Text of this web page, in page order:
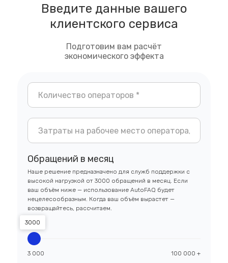
Обращений в месяц
Наше решение предназначено для служб поддержки с
высокой нагрузкой от 3000 обращений в месяц. Если
ваш объём ниже — использование AutoFAQ будет
нецелесообразным. Когда ваш объём вырастет —
возвращайтесь, рассчитаем.
3000
3 000 100 000 +
Введите данные вашего
клиентского сервиса
Подготовим вам расчёт
экономического эффекта